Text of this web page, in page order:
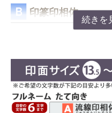
この技術を用いることで、従来、
さ、非均質性を克服し、丈夫で傷
分すぎるほどの強度を得ることが
また、木材繊維をそのままの形で
大切な「綺麗な印影」を得ること
Ｂ 印篆印相体 （いんて
ンスをとるの
字を折り曲げ
す。直線基調
好まれています。定評のある西野
に収めます。